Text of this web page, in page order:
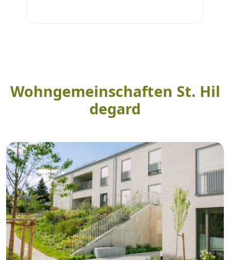
Wohngemeinschaften St. Hil
degard